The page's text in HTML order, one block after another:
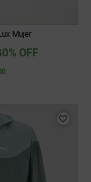
Mujer
from
OFF